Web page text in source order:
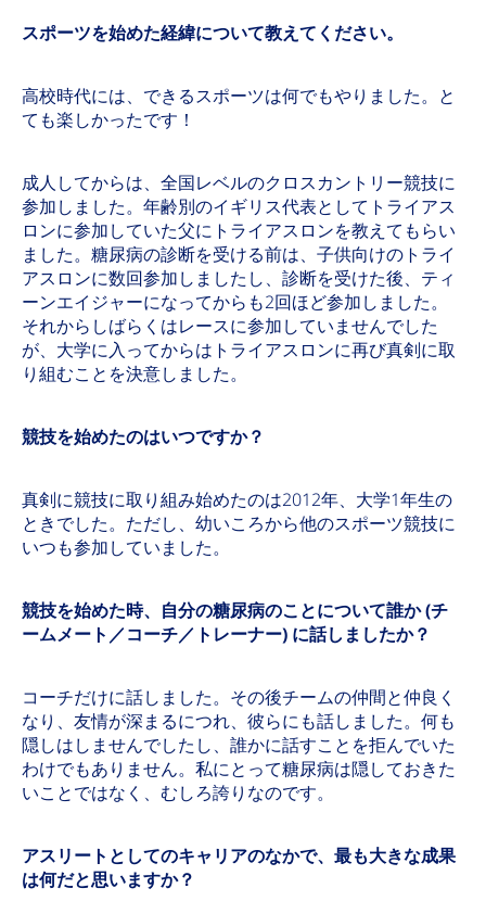
スポーツを始めた経緯について教えてください。
高校時代には、できるスポーツは何でもやりました。と
ても楽しかったです！
成人してからは、全国レベルのクロスカントリー競技に
参加しました。年齢別のイギリス代表としてトライアス
ロンに参加していた父にトライアスロンを教えてもらい
ました。糖尿病の診断を受ける前は、子供向けのトライ
アスロンに数回参加しましたし、診断を受けた後、ティ
ーンエイジャーになってからも2回ほど参加しました。
それからしばらくはレースに参加していませんでした
が、大学に入ってからはトライアスロンに再び真剣に取
り組むことを決意しました。
競技を始めたのはいつですか？
真剣に競技に取り組み始めたのは2012年、大学1年生の
ときでした。ただし、幼いころから他のスポーツ競技に
いつも参加していました。
競技を始めた時、自分の糖尿病のことについて誰か (チ
ームメート／コーチ／トレーナー) に話しましたか？
コーチだけに話しました。その後チームの仲間と仲良く
なり、友情が深まるにつれ、彼らにも話しました。何も
隠しはしませんでしたし、誰かに話すことを拒んでいた
わけでもありません。私にとって糖尿病は隠しておきた
いことではなく、むしろ誇りなのです。
アスリートとしてのキャリアのなかで、最も大きな成果
は何だと思いますか？